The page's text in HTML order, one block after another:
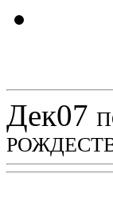
Дек07